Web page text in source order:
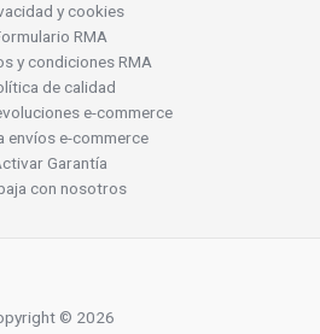
y cookies
RMA
y condiciones RMA
de calidad
e-commerce
envíos e-commerce
Garantía
con nosotros
© 2026